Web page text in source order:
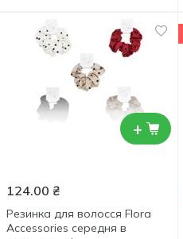
+
124.00 ₴
Резинка для волосся Flora
Accessories середня в